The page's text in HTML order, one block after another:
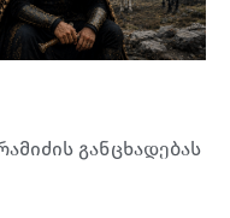
განცხადებას